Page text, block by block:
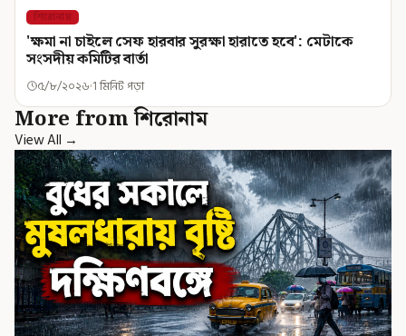
শিরোনাম
'ক্ষমা না চাইলে সেফ হারবার সুরক্ষা হারাতে হবে': মেটাকে
সংসদীয় কমিটির বার্তা
৫/৮/২০২৬ 1 মিনিট পড়া
More from শিরোনাম
View All →